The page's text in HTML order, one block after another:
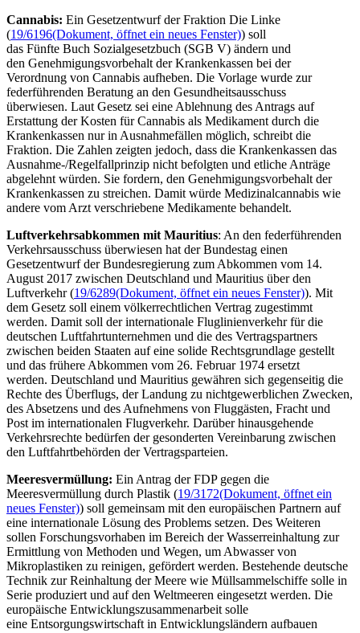
Cannabis: Ein Gesetzentwurf der Fraktion Die Linke
(19/6196(Dokument, öffnet ein neues Fenster)) soll
das Fünfte Buch Sozialgesetzbuch (SGB V) ändern und
den Genehmigungsvorbehalt der Krankenkassen bei der
Verordnung von Cannabis aufheben. Die Vorlage wurde zur
federführenden Beratung an den Gesundheitsausschuss
überwiesen. Laut Gesetz sei eine Ablehnung des Antrags auf
Erstattung der Kosten für Cannabis als Medikament durch die
Krankenkassen nur in Ausnahmefällen möglich, schreibt die
Fraktion. Die Zahlen zeigten jedoch, dass die Krankenkassen das
Ausnahme-/Regelfallprinzip nicht befolgten und etliche Anträge
abgelehnt würden. Sie fordern, den Genehmigungsvorbehalt der
Krankenkassen zu streichen. Damit würde Medizinalcannabis wie
andere vom Arzt verschriebene Medikamente behandelt.
Luftverkehrsabkommen mit Mauritius: An den federführenden
Verkehrsausschuss überwiesen hat der Bundestag einen
Gesetzentwurf der Bundesregierung zum Abkommen vom 14.
August 2017 zwischen Deutschland und Mauritius über den
Luftverkehr (19/6289(Dokument, öffnet ein neues Fenster)). Mit
dem Gesetz soll einem völkerrechtlichen Vertrag zugestimmt
werden. Damit soll der internationale Fluglinienverkehr für die
deutschen Luftfahrtunternehmen und die des Vertragspartners
zwischen beiden Staaten auf eine solide Rechtsgrundlage gestellt
und das frühere Abkommen vom 26. Februar 1974 ersetzt
werden. Deutschland und Mauritius gewähren sich gegenseitig die
Rechte des Überflugs, der Landung zu nichtgewerblichen Zwecken,
des Absetzens und des Aufnehmens von Fluggästen, Fracht und
Post im internationalen Flugverkehr. Darüber hinausgehende
Verkehrsrechte bedürfen der gesonderten Vereinbarung zwischen
den Luftfahrtbehörden der Vertragsparteien.
Meeresvermüllung: Ein Antrag der FDP gegen die
Meeresvermüllung durch Plastik (19/3172(Dokument, öffnet ein
neues Fenster)) soll gemeinsam mit den europäischen Partnern auf
eine internationale Lösung des Problems setzen. Des Weiteren
sollen Forschungsvorhaben im Bereich der Wasserreinhaltung zur
Ermittlung von Methoden und Wegen, um Abwasser von
Mikroplastiken zu reinigen, gefördert werden. Bestehende deutsche
Technik zur Reinhaltung der Meere wie Müllsammelschiffe solle in
Serie produziert und auf den Weltmeeren eingesetzt werden. Die
europäische Entwicklungszusammenarbeit solle
eine Entsorgungswirtschaft in Entwicklungsländern aufbauen